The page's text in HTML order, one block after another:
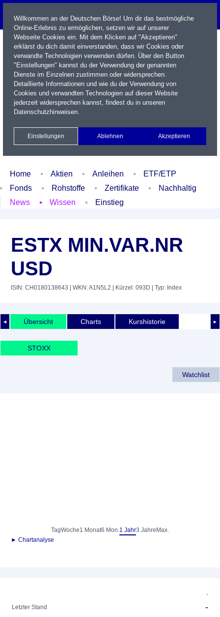
Name / WKN / ISIN / Kürzel
Xetra Realtime
Watchlist Portfolio Login
Home Aktien Anleihen
ETF/ETP
Fonds
Rohstoffe Zertifikate
Nachhaltig
News
Wissen Einstieg
ESTX MIN.VAR.NR
USD
ISIN: CH0180138643 | WKN: A1N5L2 | Kürzel: 093D | Typ: Index
◄ ►
Übersicht Charts Kurshistorie
STOXX
Watchlist
TagWoche1 Monat6 Mon.1 Jahr3 Jahre Max.
► Chartanalyse
-
Letzter Stand
-
Willkommen an der Deutschen Börse! Um dir das bestmögliche
Online-Erlebnis zu ermöglichen, setzen wir auf unserer
Webseite Cookies ein. Mit dem Klicken auf "Akzeptieren"
erklärst du dich damit einverstanden, dass wir Cookies oder
verwandte Technologien verwenden dürfen. Über den Button
"Einstellungen" kannst du der Verwendung der genannten
Dienste im Einzelnen zustimmen oder widersprechen.
Detaillierte Informationen und wie du der Verwendung von
Cookies und verwandten Technologien auf dieser Website
jederzeit widersprechen kannst, findest du in unseren
Datenschutzhinweisen.
Einstellungen Ablehnen Akzeptieren